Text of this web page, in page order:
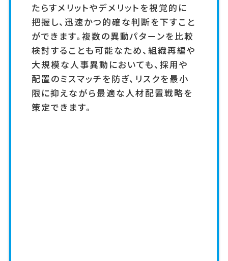
たらすメリットやデメリットを視覚的に
把握し、迅速かつ的確な判断を下すこと
ができます。複数の異動パターンを比較
検討することも可能なため、組織再編や
大規模な人事異動においても、採用や
配置のミスマッチを防ぎ、リスクを最小
限に抑えながら最適な人材配置戦略を
策定できます。